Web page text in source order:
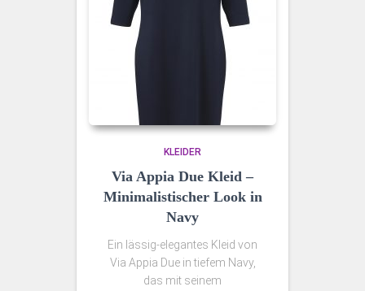
KLEIDER
Via Appia Due Kleid –
Minimalistischer Look in
Navy
Ein lässig‑elegantes Kleid von
Via Appia Due in tiefem Navy,
das mit seinem